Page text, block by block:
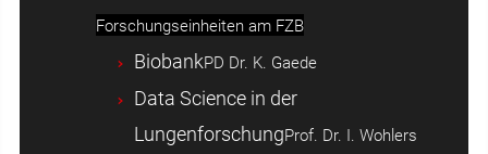
Forschungseinheiten am FZB
BiobankPD Dr. K. Gaede
Data Science in der
LungenforschungProf. Dr. I. Wohlers